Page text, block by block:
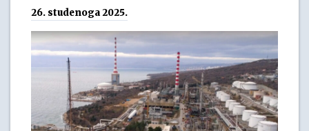
26. studenoga 2025.